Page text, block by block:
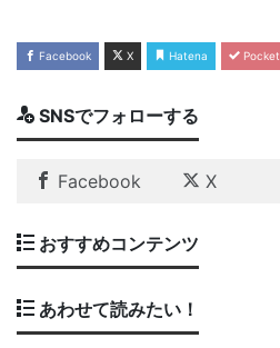
Facebook X Hatena Pocket
SNSでフォローする
Facebook X
おすすめコンテンツ
あわせて読みたい！